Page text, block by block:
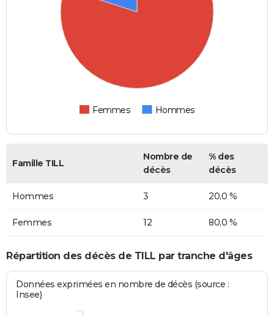
Femmes Hommes
Famille TILL
Nombre de
décès
% des
décès
Hommes 3 20,0 %
Femmes 12 80,0 %
Répartition des décès de TILL par tranche d'âges
Données exprimées en nombre de décès (source :
Insee)